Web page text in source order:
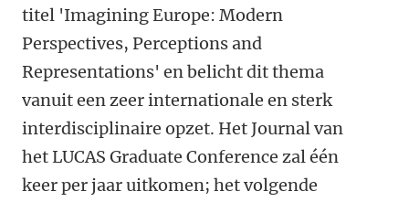
titel 'Imagining Europe: Modern
Perspectives, Perceptions and
Representations' en belicht dit thema
vanuit een zeer internationale en sterk
interdisciplinaire opzet. Het Journal van
het LUCAS Graduate Conference zal één
keer per jaar uitkomen; het volgende